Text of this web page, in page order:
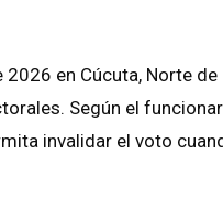
en Cúcuta, Norte
Según el
invalidar el voto